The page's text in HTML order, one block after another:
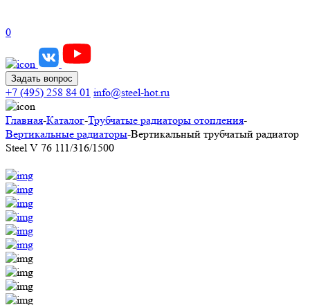
0
Задать вопрос
+7 (495) 258 84 01 info@steel-hot.ru
Главная-Каталог-Трубчатые радиаторы отопления-
Вертикальные радиаторы-Вертикальный трубчатый радиатор
Steel V 76 111/316/1500